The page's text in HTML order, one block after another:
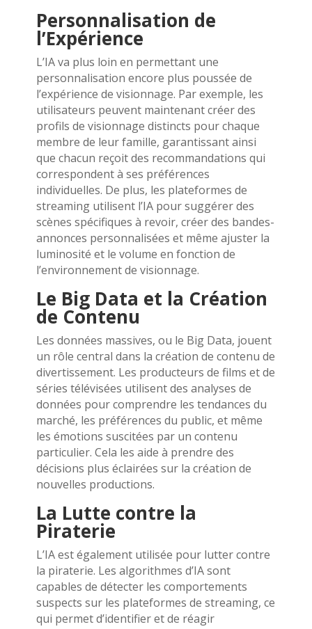
Personnalisation de
l’Expérience
L’IA va plus loin en permettant une
personnalisation encore plus poussée de
l’expérience de visionnage. Par exemple, les
utilisateurs peuvent maintenant créer des
profils de visionnage distincts pour chaque
membre de leur famille, garantissant ainsi
que chacun reçoit des recommandations qui
correspondent à ses préférences
individuelles. De plus, les plateformes de
streaming utilisent l’IA pour suggérer des
scènes spécifiques à revoir, créer des bandes-
annonces personnalisées et même ajuster la
luminosité et le volume en fonction de
l’environnement de visionnage.
Le Big Data et la Création
de Contenu
Les données massives, ou le Big Data, jouent
un rôle central dans la création de contenu de
divertissement. Les producteurs de films et de
séries télévisées utilisent des analyses de
données pour comprendre les tendances du
marché, les préférences du public, et même
les émotions suscitées par un contenu
particulier. Cela les aide à prendre des
décisions plus éclairées sur la création de
nouvelles productions.
La Lutte contre la
Piraterie
L’IA est également utilisée pour lutter contre
la piraterie. Les algorithmes d’IA sont
capables de détecter les comportements
suspects sur les plateformes de streaming, ce
qui permet d’identifier et de réagir